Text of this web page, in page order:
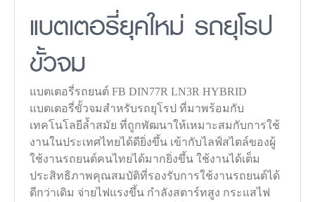
แบตเตอรี่ยุคใหม่ รถยุโรป
ขั้วจม
แบตเตอรี่รถยนต์ FB DIN77R LN3R HYBRID
แบตเตอรี่ขั้วจมสำหรับรถยุโรป ที่มาพร้อมกับ
เทคโนโลยีล้ำสมัย ที่ถูกพัฒนาให้เหมาะสมกับการใช้
งานในประเทศไทยได้ดียิ่งขึ้น เข้ากับไลฟ์สไตล์ของผู้
ใช้งานรถยนต์คนไทยได้มากยิ่งขึ้น ใช้งานได้เต็ม
ประสิทธิภาพคุณสมบัติที่รองรับการใช้งานรถยนต์ได้
ดีกว่าเดิม จ่ายไฟแรงขึ้น กำลังสตาร์ทสูง กระแสไฟ